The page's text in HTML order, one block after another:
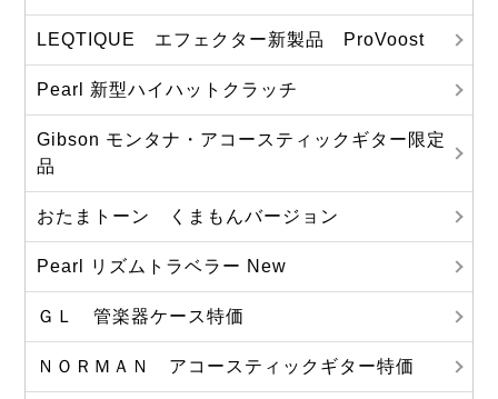
LEQTIQUE エフェクター新製品 ProVoost
Pearl 新型ハイハットクラッチ
Gibson モンタナ・アコースティックギター限定
品
おたまトーン くまもんバージョン
Pearl リズムトラベラー New
ＧＬ 管楽器ケース特価
ＮＯＲＭＡＮ アコースティックギター特価